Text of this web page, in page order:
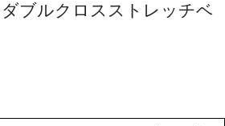
ブルクロスストレッチベ